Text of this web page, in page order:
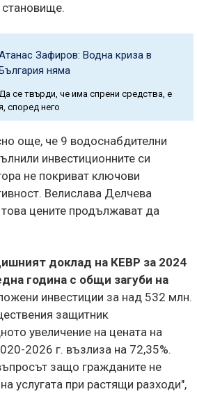
Зафиров: Водна криза в
няма
се твърди, че има спрени средства, е
според него
още, че 9 водоснабдителни
инвестиционните си
не покриват ключови
Велислава Делчева
цените продължават да
доклад на КЕВР за 2024
година с общи загуби на
инвестиции за над 532 млн.
защитник
увеличение на цената на
2026 г. възлиза на 72,35%.
защо гражданите не
услугата при растящи разходи",